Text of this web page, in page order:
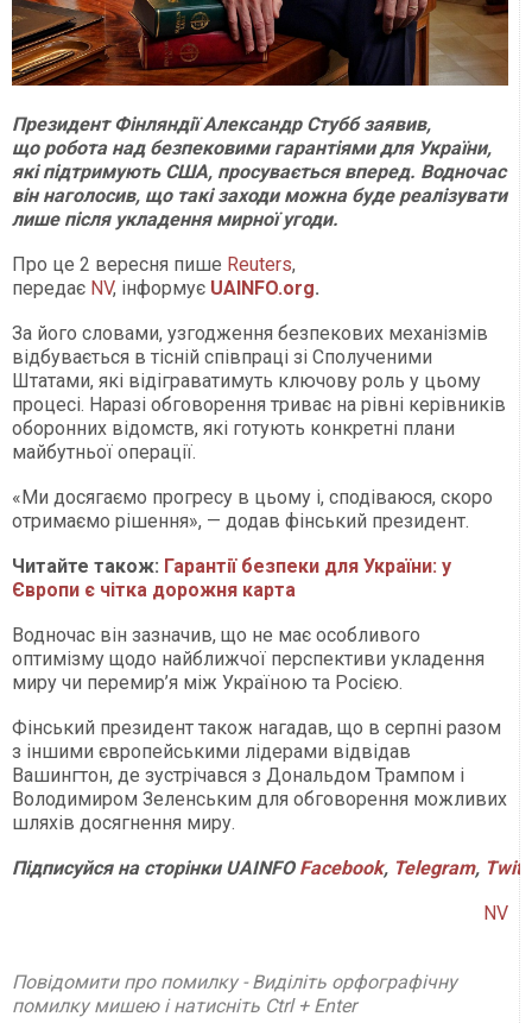
Президент Фінляндії Александр Стубб заявив,
що робота над безпековими гарантіями для України,
які підтримують США, просувається вперед. Водночас
він наголосив, що такі заходи можна буде реалізувати
лише після укладення мирної угоди.
Про це 2 вересня пише Reuters,
передає NV, інформує UAINFO.org.
За його словами, узгодження безпекових механізмів
відбувається в тісній співпраці зі Сполученими
Штатами, які відіграватимуть ключову роль у цьому
процесі. Наразі обговорення триває на рівні керівників
оборонних відомств, які готують конкретні плани
майбутньої операції.
«Ми досягаємо прогресу в цьому і, сподіваюся, скоро
отримаємо рішення», — додав фінський президент.
Читайте також: Гарантії безпеки для України: у
Європи є чітка дорожня карта
Водночас він зазначив, що не має особливого
оптимізму щодо найближчої перспективи укладення
миру чи перемир’я між Україною та Росією.
Фінський президент також нагадав, що в серпні разом
з іншими європейськими лідерами відвідав
Вашингтон, де зустрічався з Дональдом Трампом і
Володимиром Зеленським для обговорення можливих
шляхів досягнення миру.
ПідписуйсянасторінкиUAINFO Facebook, Telegram,
NV
Повідомити про помилку - Виділіть орфографічну
помилку мишею і натисніть Ctrl + Enter